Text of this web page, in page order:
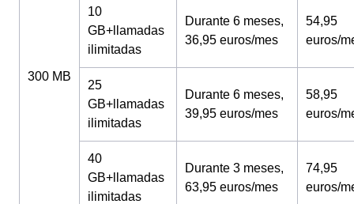
300 MB
10
GB+llamadas
ilimitadas
Durante 6 meses,
36,95 euros/mes
54,95
euros/
25
GB+llamadas
ilimitadas
Durante 6 meses,
39,95 euros/mes
58,95
euros/
40
GB+llamadas
ilimitadas
Durante 3 meses,
63,95 euros/mes
74,95
euros/